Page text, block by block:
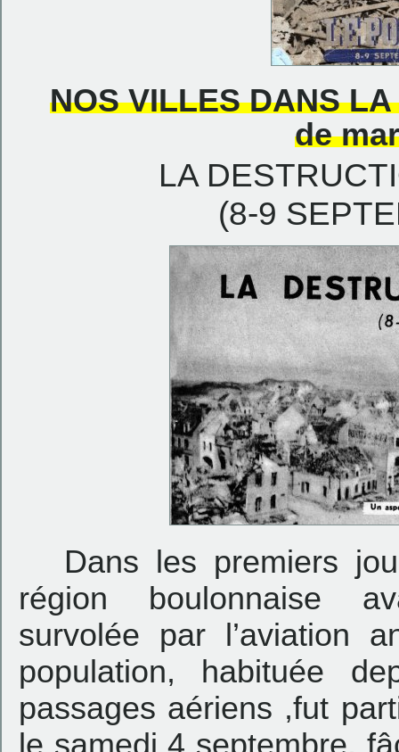
NOS VILLES DANS
de
LA
(8-9
Dans les premiers
région boulonnaise
survolée par l’aviation
population, habituée
passages aériens ,fut
le samedi 4 septembre,